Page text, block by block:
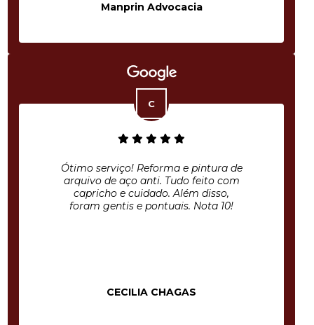
Manprin Advocacia
Ótimo serviço! Reforma e pintura de
arquivo de aço anti. Tudo feito com
capricho e cuidado. Além disso,
foram gentis e pontuais. Nota 10!
CECILIA CHAGAS